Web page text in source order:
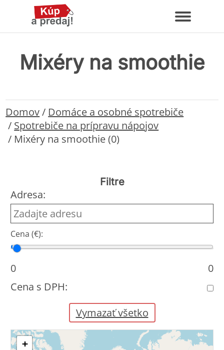
Mixéry na smoothie
Domov/ Domáce a osobné spotrebiče
/ Spotrebiče na prípravu nápojov
/ Mixéry na smoothie (0)
Filtre
Adresa:
Cena (€):
Cena od
Cena do
0
0
Cena s DPH:
Vymazať všetko
+